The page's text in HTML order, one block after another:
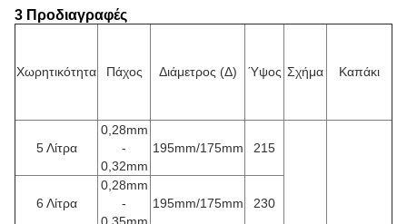
3 Προδιαγραφές
Χωρητικότητα Πάχος Διάμετρος (Δ) Ύψος Σχήμα Καπάκι
5 Λίτρα
0,28mm
-
0,32mm
195mm/175mm 215
6 Λίτρα
0,28mm
-
195mm/175mm 230